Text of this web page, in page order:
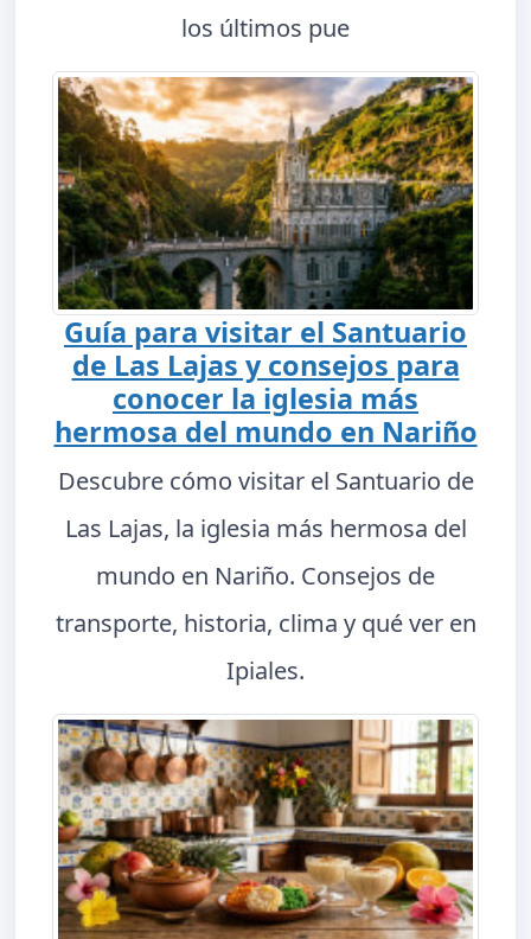
los últimos pue
Guía para visitar el Santuario
de Las Lajas y consejos para
conocer la iglesia más
hermosa del mundo en Nariño
Descubre cómo visitar el Santuario de
Las Lajas, la iglesia más hermosa del
mundo en Nariño. Consejos de
transporte, historia, clima y qué ver en
Ipiales.